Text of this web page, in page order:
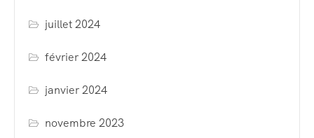
juillet 2024
février 2024
janvier 2024
novembre 2023